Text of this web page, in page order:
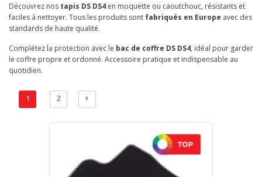
Découvrez nos tapis DS DS4 en moquette ou caoutchouc, résistants et
faciles à nettoyer. Tous les produits sont fabriqués en Europe avec des
standards de haute qualité.
Complétez la protection avec le bac de coffre DS DS4, idéal pour garder
le coffre propre et ordonné. Accessoire pratique et indispensable au
quotidien.
1 2